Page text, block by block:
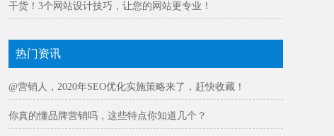
干货！3个网站设计技巧，让您的网站更专业！
热门资讯
@营销人，2020年SEO优化实施策略来了，赶快收藏！
你真的懂品牌营销吗，这些特点你知道几个？